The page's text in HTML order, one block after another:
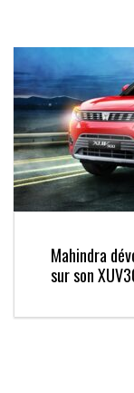
Mahindra
sur son